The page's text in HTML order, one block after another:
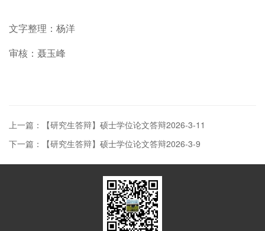
文字整理：杨洋
审核：聂玉峰
上一篇：【研究生答辩】硕士学位论文答辩2026-3-11
下一篇：【研究生答辩】硕士学位论文答辩2026-3-9